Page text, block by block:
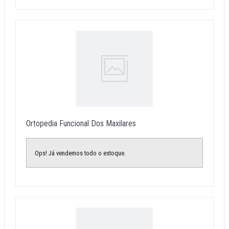
Ortopedia Funcional Dos Maxilares
Ops! Já vendemos todo o estoque.